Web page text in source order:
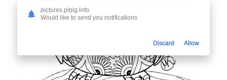
pictures.pibig.info
Would like to send you notifications
Discard Allow